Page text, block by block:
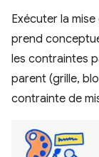
Exécuter la
prend
les contraintes
parent (grille,
contrainte de